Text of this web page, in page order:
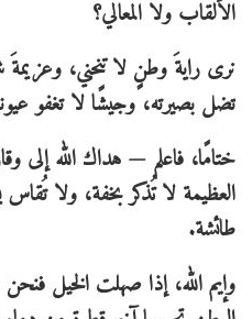
الألقاب ولا المعالي؟
نرى رايةَ وطنٍ لا تنحني،
تضل بصيرته، وجيشًا لا تغفو
ختامًا، فاعلم — هداك الله إلى
العظيمة لا تُذكر بخفة، ولا
طائشة.
وإيم الله، إذا صهلت الخيل